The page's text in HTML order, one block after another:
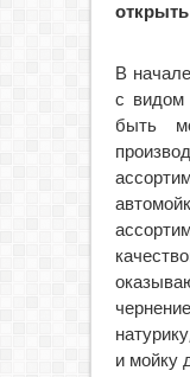
В
с видом
быть
и мойку